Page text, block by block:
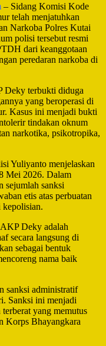
– Sidang Komisi Kode
telah menjatuhkan
Narkoba Polres Kutai
polisi tersebut resmi
dari keanggotaan
peredaran narkoba di
Deky terbukti diduga
yang beroperasi di
Kasus ini menjadi bukti
tindakan oknum
narkotika, psikotropika,
Yuliyanto menjelaskan
Mei 2026. Dalam
sejumlah sanksi
etis atas perbuatan
kepolisian.
Deky adalah
secara langsung di
sebagai bentuk
nama baik
sanksi administratif
Sanksi ini menjadi
yang memutus
Korps Bhayangkara